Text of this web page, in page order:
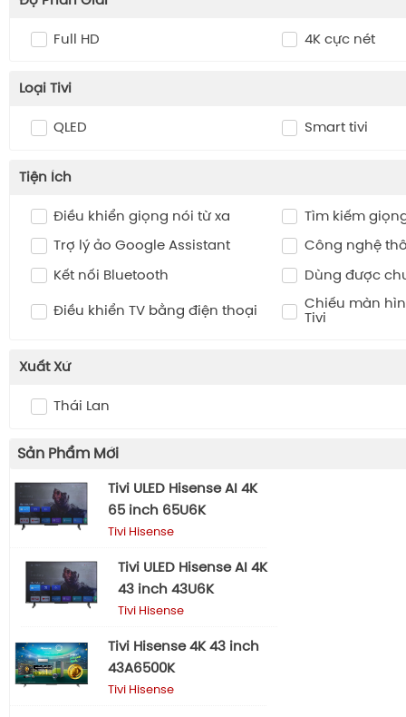
Full HD 4K cực nét
Loại Tivi
QLED Smart tivi
Tiện Ích
Điều khiển giọng nói từ xa Tìm kiếm
Trợ lý ảo Google Assistant Công nghệ
Kết nối Bluetooth Dùng được
Điều khiển TV bằng điện thoại
Chiếu màn
Tivi
Xuất Xứ
Thái Lan
Sản Phẩm Mới
Tivi ULED Hisense AI 4K
65 inch 65U6K
Tivi Hisense
Tivi ULED Hisense AI 4K
43 inch 43U6K
Tivi Hisense
Tivi Hisense 4K 43 inch
43A6500K
Tivi Hisense